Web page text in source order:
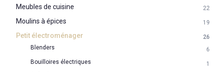
Meubles de cuisine 22
Moulins à épices 19
Petit électroménager
26
Blenders
6
Bouilloires électriques
1